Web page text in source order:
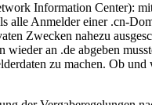
Information Center):
Anmelder einer .cn-
Zwecken nahezu
an .de abgeben
zu machen. Ob